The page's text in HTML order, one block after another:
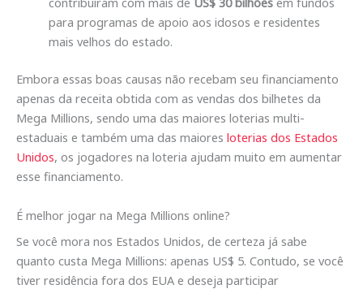
para programas de apoio aos idosos e residentes
mais velhos do estado.
Embora essas boas causas não recebam seu financiamento
apenas da receita obtida com as vendas dos bilhetes da
Mega Millions, sendo uma das maiores loterias multi-
estaduais e também uma das maiores loterias dos Estados
Unidos, os jogadores na loteria ajudam muito em aumentar
esse financiamento.
É melhor jogar na Mega Millions online?
Se você mora nos Estados Unidos, de certeza já sabe
quanto custa Mega Millions: apenas US$ 5. Contudo, se você
tiver residência fora dos EUA e deseja participar